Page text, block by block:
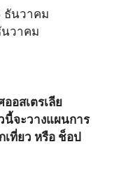
ธันวาคม
วาคม
อสเตรเลีย
นี้จะวางแผนการ
เที่ยว หรือ ช็อป